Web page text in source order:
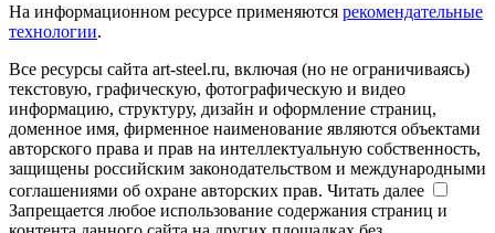
На информационном ресурсе применяются рекомендательные
технологии.
Все ресурсы сайта art-steel.ru, включая (но не ограничиваясь)
текстовую, графическую, фотографическую и видео
информацию, структуру, дизайн и оформление страниц,
доменное имя, фирменное наименование являются объектами
авторского права и прав на интеллектуальную собственность,
защищены российским законодательством и международными
соглашениями об охране авторских прав. Читать далее
Запрещается любое использование содержания страниц и